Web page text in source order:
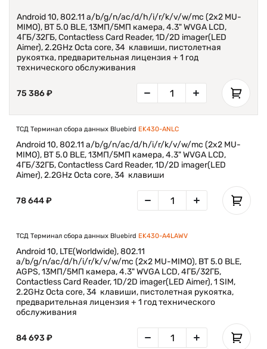
Android 10, 802.11 a/b/g/n/ac/d/h/i/r/k/v/w/mc (2x2 MU-
MIMO), BT 5.0 BLE, 13МП/5МП камера, 4.3" WVGA LCD,
4ГБ/32ГБ, Contactless Card Reader, 1D/2D imager(LED
Aimer), 2.2GHz Octa core, 34 клавиши, пистолетная
рукоятка, предварительная лицензия + 1 год
технического обслуживания
75 386 ₽
ТСД Терминал сбора данных Bluebird EK430-ANLC
Android 10, 802.11 a/b/g/n/ac/d/h/i/r/k/v/w/mc (2x2 MU-
MIMO), BT 5.0 BLE, 13МП/5МП камера, 4.3" WVGA LCD,
4ГБ/32ГБ, Contactless Card Reader, 1D/2D imager(LED
Aimer), 2.2GHz Octa core, 34 клавиши
78 644 ₽
ТСД Терминал сбора данных Bluebird EK430-A4LAWV
Android 10, LTE(Worldwide), 802.11
a/b/g/n/ac/d/h/i/r/k/v/w/mc (2x2 MU-MIMO), BT 5.0 BLE,
AGPS, 13МП/5МП камера, 4.3" WVGA LCD, 4ГБ/32ГБ,
Contactless Card Reader, 1D/2D imager(LED Aimer), 1 SIM,
2.2GHz Octa core, 34 клавиши, пистолетная рукоятка,
предварительная лицензия + 1 год технического
обслуживания
84 693 ₽